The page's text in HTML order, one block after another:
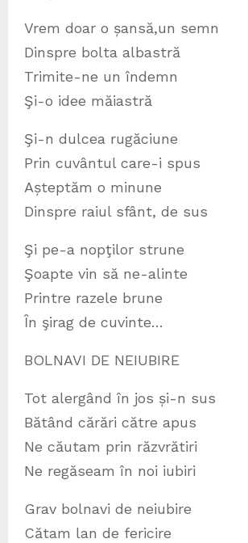
Vrem doar o șansă,un semn
Dinspre bolta albastră
Trimite-ne un îndemn
Şi-o idee măiastră
Şi-n dulcea rugăciune
Prin cuvântul care-i spus
Așteptăm o minune
Dinspre raiul sfânt, de sus
Şi pe-a nopţilor strune
Şoapte vin să ne-alinte
Printre razele brune
Ȋn şirag de cuvinte…
BOLNAVI DE NEIUBIRE
Tot alergând în jos și-n sus
Bătând cărări către apus
Ne căutam prin răzvrătiri
Ne regăseam în noi iubiri
Grav bolnavi de neiubire
Cătam lan de fericire